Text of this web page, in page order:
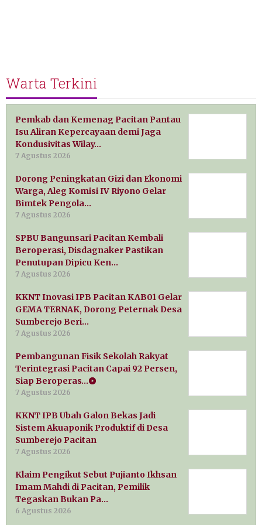
Warta Terkini
Pemkab dan Kemenag Pacitan Pantau
Isu Aliran Kepercayaan demi Jaga
Kondusivitas Wilay…
7 Agustus 2026
Dorong Peningkatan Gizi dan Ekonomi
Warga, Aleg Komisi IV Riyono Gelar
Bimtek Pengola…
7 Agustus 2026
SPBU Bangunsari Pacitan Kembali
Beroperasi, Disdagnaker Pastikan
Penutupan Dipicu Ken…
7 Agustus 2026
KKNT Inovasi IPB Pacitan KAB01 Gelar
GEMA TERNAK, Dorong Peternak Desa
Sumberejo Beri…
7 Agustus 2026
Pembangunan Fisik Sekolah Rakyat
Terintegrasi Pacitan Capai 92 Persen,
Siap Beroperas…
7 Agustus 2026
KKNT IPB Ubah Galon Bekas Jadi
Sistem Akuaponik Produktif di Desa
Sumberejo Pacitan
7 Agustus 2026
Klaim Pengikut Sebut Pujianto Ikhsan
Imam Mahdi di Pacitan, Pemilik
Tegaskan Bukan Pa…
6 Agustus 2026